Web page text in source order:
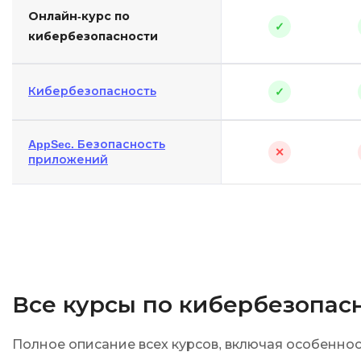
Онлайн-курс по
кибербезопасности
✓
Кибербезопасность ✓
AppSec. Безопасность
приложений
✕
Все курсы по
Полное описание всех курсов, включая